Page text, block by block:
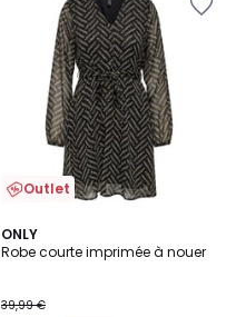
Outlet
ONLY
Robe courte imprimée à nouer
39,99 €
4
/
2
Couleurs